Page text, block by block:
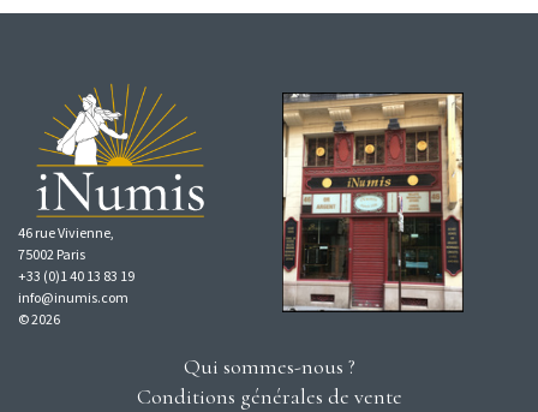
46 rue Vivienne,
75002 Paris
+33 (0)1 40 13 83 19
info@inumis.com
© 2026
Qui sommes-nous ?
Conditions générales de vente